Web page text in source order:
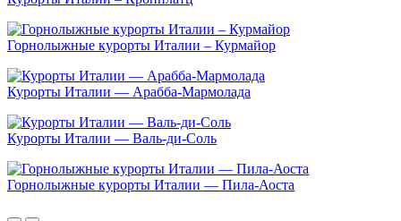
Горнолыжные курорты Италии – Курмайор
Курорты Италии — Арабба-Мармолада
Курорты Италии — Валь-ди-Соль
Горнолыжные курорты Италии — Пила-Аоста